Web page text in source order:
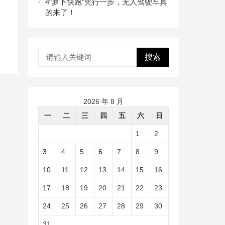
4“萝卜快跑”先行一步，无人驾驶车真
的来了！
搜索
2026 年 8 月
一
二 三 四 五 六 日
1 2
3 4 5 6 7 8 9
10 11 12 13 14 15 16
17 18 19 20 21 22 23
24 25 26 27 28 29 30